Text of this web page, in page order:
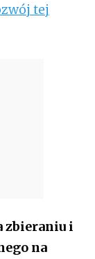
tej
zbieraniu i
na